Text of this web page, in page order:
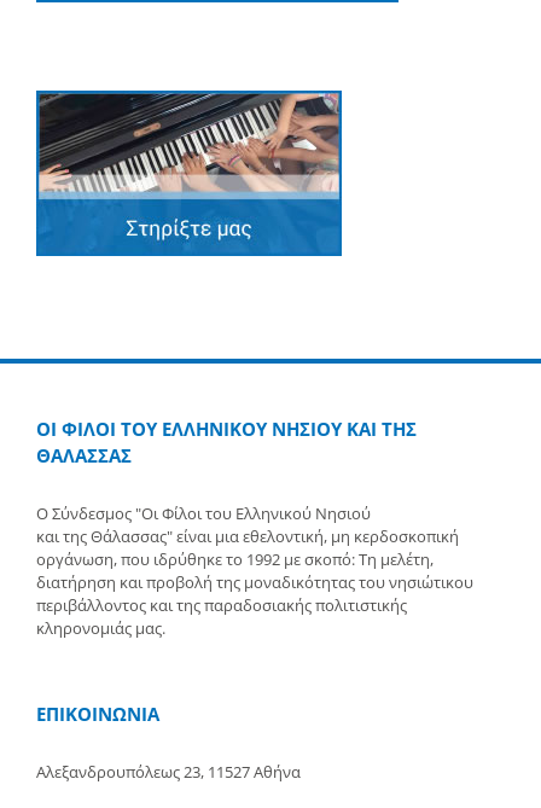
ΟΙ ΦΙΛΟΙ ΤΟΥ ΕΛΛΗΝΙΚΟΥ ΝΗΣΙΟΥ ΚΑΙ ΤΗΣ
ΘΑΛΑΣΣΑΣ
Ο Σύνδεσμος "Οι Φίλοι του Ελληνικού Νησιού
και της Θάλασσας" είναι μια εθελοντική, μη κερδοσκοπική
οργάνωση, που ιδρύθηκε το 1992 με σκοπό: Τη μελέτη,
διατήρηση και προβολή της μοναδικότητας του νησιώτικου
περιβάλλοντος και της παραδοσιακής πολιτιστικής
κληρονομιάς μας.
ΕΠΙΚΟΙΝΩΝΙΑ
Αλεξανδρουπόλεως 23, 11527 Αθήνα